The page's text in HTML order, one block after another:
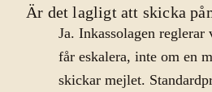
Är det lagligt att skicka
Ja. Inkassolagen
får eskalera, inte om en
skickar mejlet.